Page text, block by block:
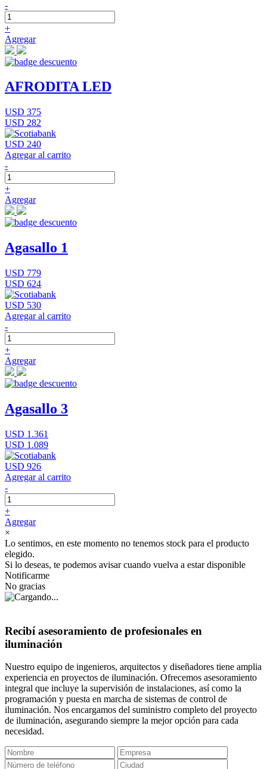
-
+
Agregar
AFRODITA LED
USD 375
USD 282
USD 240
Agregar al carrito
-
+
Agregar
Agasallo 1
USD 779
USD 624
USD 530
Agregar al carrito
-
+
Agregar
Agasallo 3
USD 1.361
USD 1.089
USD 926
Agregar al carrito
-
+
Agregar
×
Lo sentimos, en este momento no tenemos stock para el producto
elegido.
Si lo deseas, te podemos avisar cuando vuelva a estar disponible
Notificarme
No gracias
Recibí asesoramiento de profesionales en
iluminación
Nuestro equipo de ingenieros, arquitectos y diseñadores tiene amplia
experiencia en proyectos de iluminación. Ofrecemos asesoramiento
integral que incluye la supervisión de instalaciones, así como la
programación y puesta en marcha de sistemas de control de
iluminación. Nos encargamos del suministro completo del proyecto
de iluminación, asegurando siempre la mejor opción para cada
necesidad.